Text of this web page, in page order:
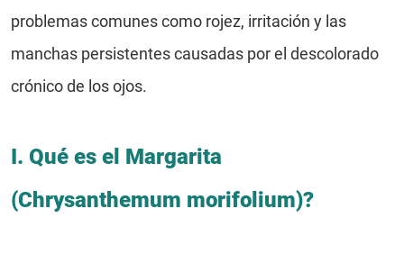
problemas comunes como rojez, irritación y las
manchas persistentes causadas por el descolorado
crónico de los ojos.
I. Qué es el Margarita
(Chrysanthemum morifolium)?